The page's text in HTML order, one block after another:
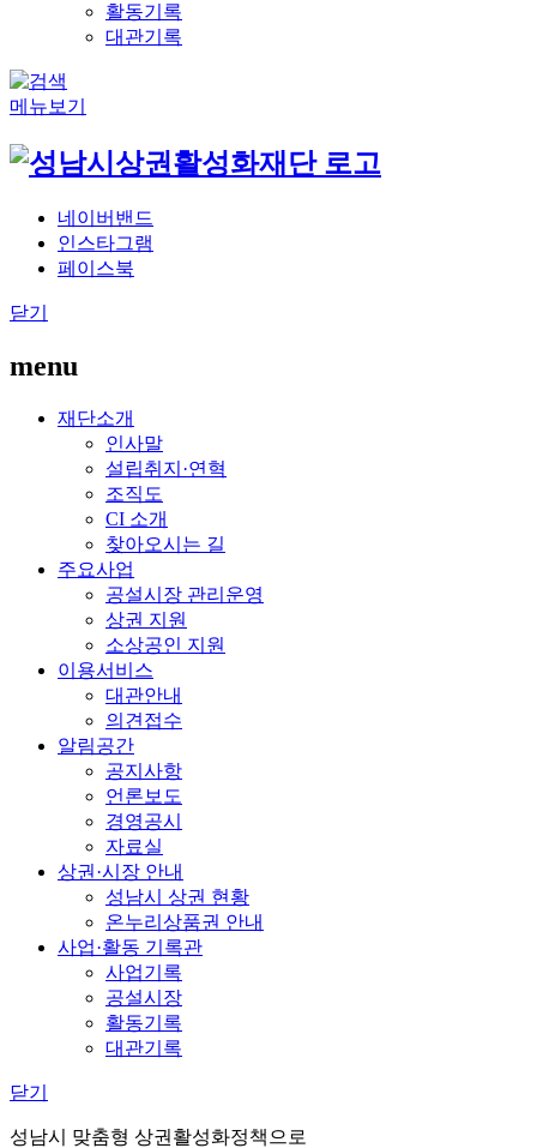
활동기록
대관기록
메뉴보기
네이버밴드
인스타그램
페이스북
닫기
menu
재단소개
인사말
설립취지·연혁
조직도
CI 소개
찾아오시는 길
주요사업
공설시장 관리운영
상권 지원
소상공인 지원
이용서비스
대관안내
의견접수
알림공간
공지사항
언론보도
경영공시
자료실
상권·시장 안내
성남시 상권 현황
온누리상품권 안내
사업·활동 기록관
사업기록
공설시장
활동기록
대관기록
닫기
성남시 맞춤형 상권활성화정책으로